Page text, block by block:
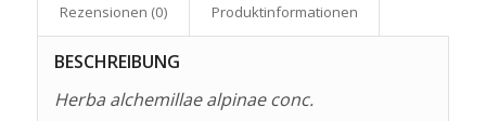
Rezensionen (0) Produkt­informationen
BESCHREIBUNG
Herba alchemillae alpinae conc.